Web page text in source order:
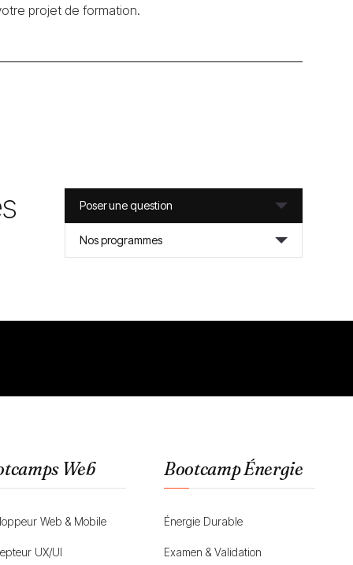
projet de formation.
Poser une question
Nos programmes
Web
Web & Mobile
UX/UI
Bootcamp Énergie
Énergie Durable
Examen & Validation